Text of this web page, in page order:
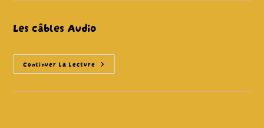
Les câbles Audio
Continuer La Lecture Les
Câbles